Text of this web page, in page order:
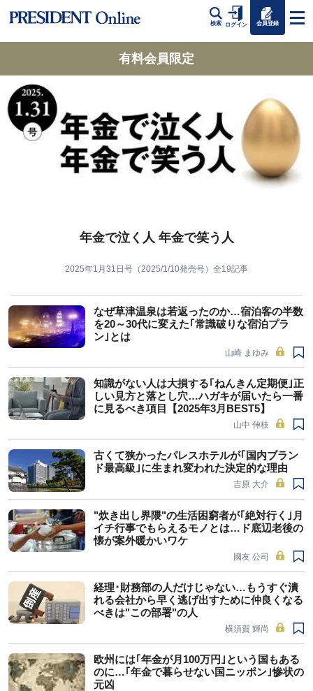
検索 ログイン 会員登録
有料会員限定
年金で泣く人 年金で笑う人
2025年1月31日号（2025/1/10発売号） 全19記事
なぜ草津温泉は若返ったのか…宿泊客の半数
を20～30代に変えた｢常識破りな宿泊プラ
ン｣とは
山崎 まゆみ
知識がない人は大損する｢ねんきん定期便｣正
しい見方と落とし穴…ハガキが届いたら一番
に見るべき項目【2025年3月BEST5】
山中 伸枝
古くて狭かったパレスホテルが｢国内ブラン
ド最高級｣に生まれ変われた決定的な理由
吉原 大介
"炊き出し界隈"の生活困窮者が｢絶対行く｣月
イチ行事でもらえるモノとは…ド底辺老後の
懐が案外暖かいワケ
國友 公司
経理･財務部の人だけじゃない…もうすぐ潰
れる会社から早く逃げ出すために仲良くなる
べきは"この部署"の人
横須賀 輝尚
欧州には｢年金が月100万円｣という国もある
のに…｢年金で暮らせない国ニッポン｣惨状の
元凶